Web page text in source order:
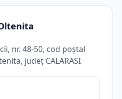
, nr. 48-50, cod poștal
, județ CALARASI